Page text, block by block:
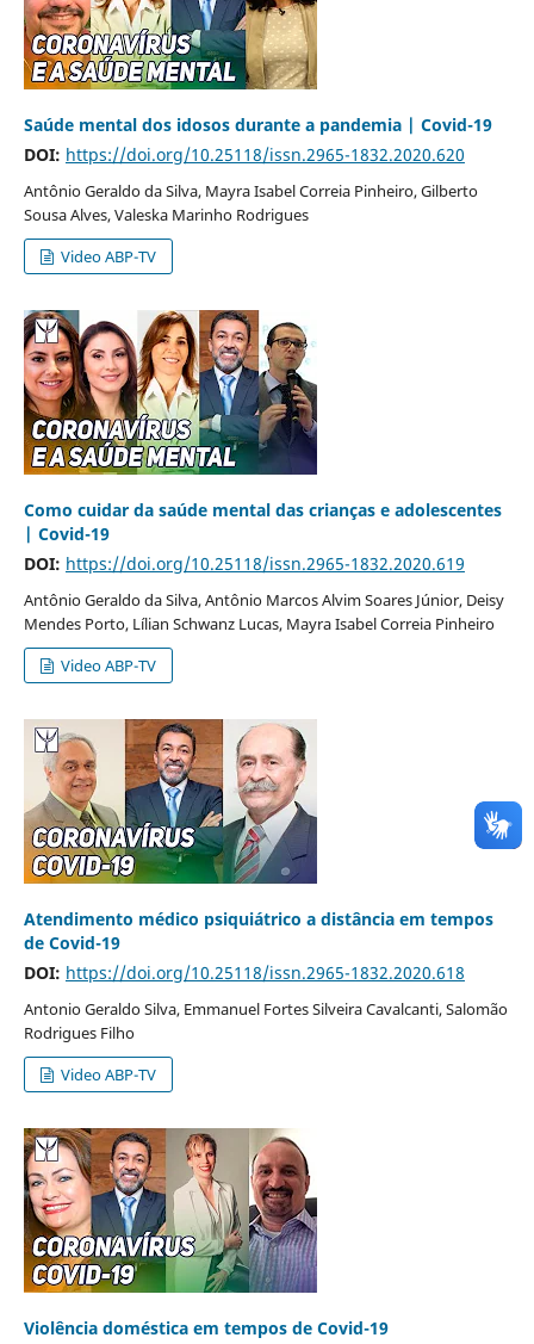
Saúde mental dos idosos durante a pandemia | Covid-19
DOI: https://doi.org/10.25118/issn.2965-1832.2020.620
Antônio Geraldo da Silva, Mayra Isabel Correia Pinheiro, Gilberto
Sousa Alves, Valeska Marinho Rodrigues
Video ABP-TV
Como cuidar da saúde mental das crianças e adolescentes
| Covid-19
DOI: https://doi.org/10.25118/issn.2965-1832.2020.619
Antônio Geraldo da Silva, Antônio Marcos Alvim Soares Júnior, Deisy
Mendes Porto, Lílian Schwanz Lucas, Mayra Isabel Correia Pinheiro
Video ABP-TV
Atendimento médico psiquiátrico a distância em tempos
de Covid-19
DOI: https://doi.org/10.25118/issn.2965-1832.2020.618
Antonio Geraldo Silva, Emmanuel Fortes Silveira Cavalcanti, Salomão
Rodrigues Filho
Video ABP-TV
Violência doméstica em tempos de Covid-19